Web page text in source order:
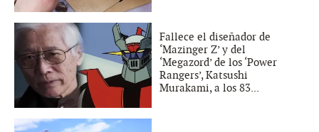
Fallece el diseñador de
‘Mazinger Z’ y del
‘Megazord’ de los ‘Power
Rangers’, Katsushi
Murakami, a los 83...